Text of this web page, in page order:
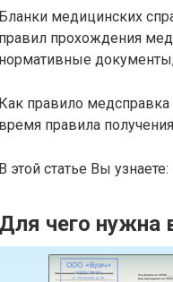
Бланки медицинских
правил прохождения
нормативные
Как правило медсправка
время правила
В этой статье Вы узнаете:
Для чего нужна